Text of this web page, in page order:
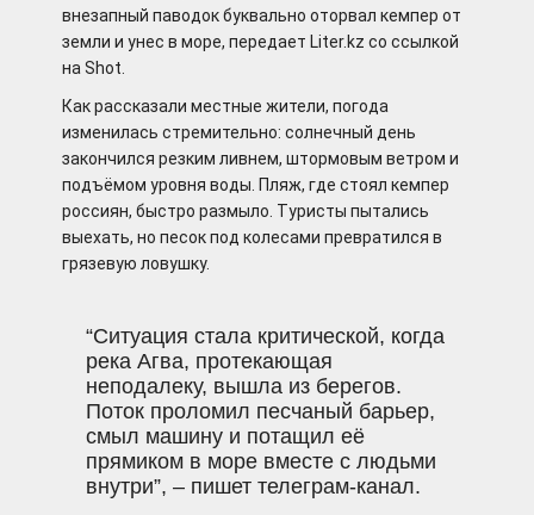
внезапный паводок буквально оторвал кемпер от
земли и унес в море, передает Liter.kz со ссылкой
на Shot.
Как рассказали местные жители, погода
изменилась стремительно: солнечный день
закончился резким ливнем, штормовым ветром и
подъёмом уровня воды. Пляж, где стоял кемпер
россиян, быстро размыло. Туристы пытались
выехать, но песок под колесами превратился в
грязевую ловушку.
“Ситуация стала критической, когда
река Агва, протекающая
неподалеку, вышла из берегов.
Поток проломил песчаный барьер,
смыл машину и потащил её
прямиком в море вместе с людьми
внутри”, – пишет телеграм-канал.